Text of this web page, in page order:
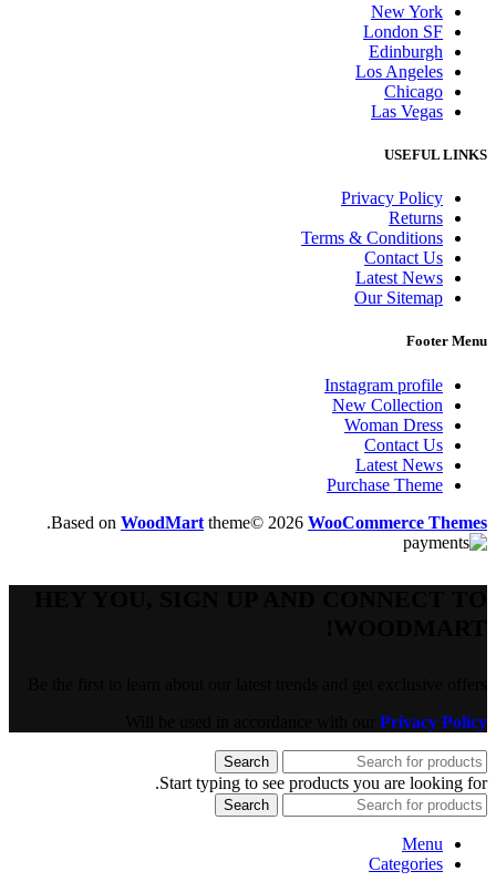
New York
London SF
Edinburgh
Los Angeles
Chicago
Las Vegas
USEFUL LINKS
Privacy Policy
Returns
Terms & Conditions
Contact Us
Latest News
Our Sitemap
Footer Menu
Instagram profile
New Collection
Woman Dress
Contact Us
Latest News
Purchase Theme
Based on WoodMart theme© 2026 WooCommerce Themes
.
Privacy Policy
Search
Start typing to see products you are looking for.
Search
Menu
Categories